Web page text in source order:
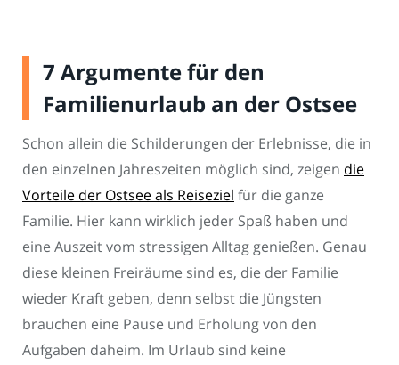
7 Argumente für den
Familienurlaub an der Ostsee
Schon allein die Schilderungen der Erlebnisse, die in
den einzelnen Jahreszeiten möglich sind, zeigen die
Vorteile der Ostsee als Reiseziel für die ganze
Familie. Hier kann wirklich jeder Spaß haben und
eine Auszeit vom stressigen Alltag genießen. Genau
diese kleinen Freiräume sind es, die der Familie
wieder Kraft geben, denn selbst die Jüngsten
brauchen eine Pause und Erholung von den
Aufgaben daheim. Im Urlaub sind keine